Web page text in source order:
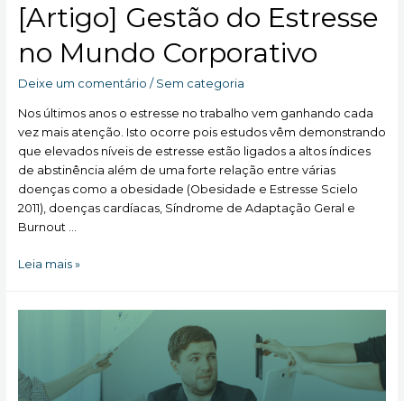
[Artigo] Gestão do Estresse
no Mundo Corporativo
Deixe um comentário / Sem categoria
Nos últimos anos o estresse no trabalho vem ganhando cada
vez mais atenção. Isto ocorre pois estudos vêm demonstrando
que elevados níveis de estresse estão ligados a altos índices
de abstinência além de uma forte relação entre várias
doenças como a obesidade (Obesidade e Estresse Scielo
2011), doenças cardíacas, Síndrome de Adaptação Geral e
Burnout …
[Artigo]
Corporativo
Leia mais »